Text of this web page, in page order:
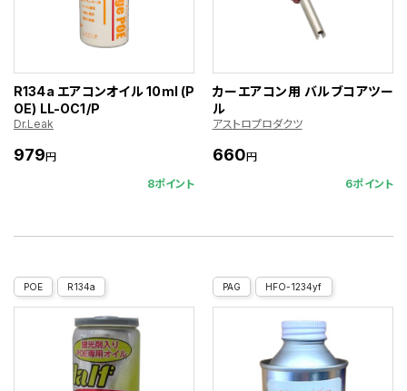
R134a エアコンオイル 10ml (P
OE) LL-OC1/P
Dr.Leak
979円
8ポイント
カーエアコン用 バルブコアツー
ル
アストロプロダクツ
660円
6ポイント
POE R134a PAG HFO-1234yf